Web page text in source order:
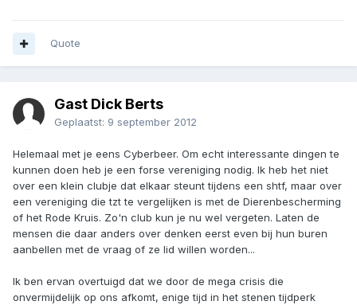
Quote
Gast Dick Berts
Geplaatst: 9 september 2012
Helemaal met je eens Cyberbeer. Om echt interessante dingen te
kunnen doen heb je een forse vereniging nodig. Ik heb het niet
over een klein clubje dat elkaar steunt tijdens een shtf, maar over
een vereniging die tzt te vergelijken is met de Dierenbescherming
of het Rode Kruis. Zo'n club kun je nu wel vergeten. Laten de
mensen die daar anders over denken eerst even bij hun buren
aanbellen met de vraag of ze lid willen worden...
Ik ben ervan overtuigd dat we door de mega crisis die
onvermijdelijk op ons afkomt, enige tijd in het stenen tijdperk